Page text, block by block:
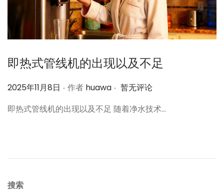
即热式管线机的出现以及不足
作
2025年11月8日 . 作者 huawa . 暂无评论
即热式管线机的出现以及不足 随着净水技术…
搜索